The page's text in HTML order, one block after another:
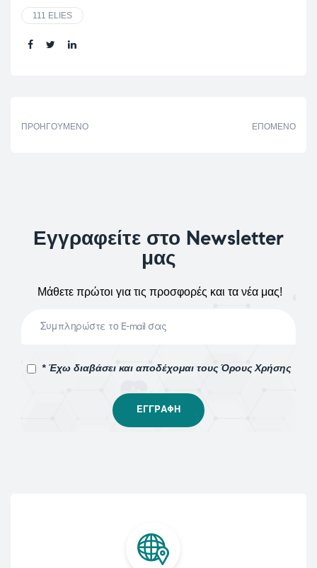
111 ELIES
Share:
ΠΡΟΗΓΟΎΜΕΝΟ ΕΠΌΜΕΝΟ
Εγγραφείτε στο Newsletter
μας
Μάθετε πρώτοι για τις προσφορές και τα νέα μας!
* Έχω διαβάσει και αποδέχομαι τους Όρους Χρήσης